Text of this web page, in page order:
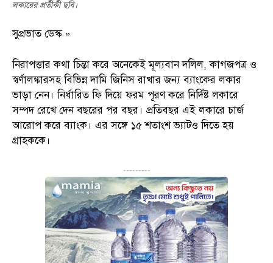
লকারের প্রতীকী ছবি।
সুপ্রভাত ডেস্ক »
নিরাপত্তার কথা চিন্তা করে অনেকেই মূল্যবান দলিল, কাগজপত্র ও
স্বর্ণালঙ্কারসহ বিভিন্ন দামি জিনিস রাখার জন্য ব্যাংকের লকার
ভাড়া নেন। নির্ধারিত ফি দিয়ে ফরম পূরণ করে নির্দিষ্ট লকারে
সম্পদ রেখে দেন বছরের পর বছর। প্রতিবছর এই লকারে চার্জ
আরোপ করে ব্যাংক। এর সঙ্গে ১৫ শতাংশ ভ্যাটও দিতে হয়
গ্রাহককে।
---------